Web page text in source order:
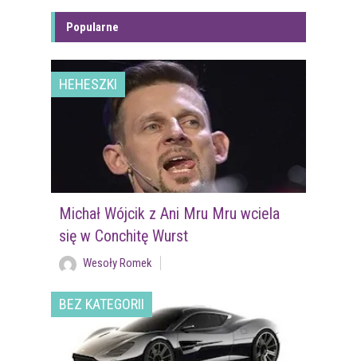
Popularne
HEHESZKI
Michał Wójcik z Ani Mru Mru wciela
się w Conchitę Wurst
Wesoły Romek
BEZ KATEGORII